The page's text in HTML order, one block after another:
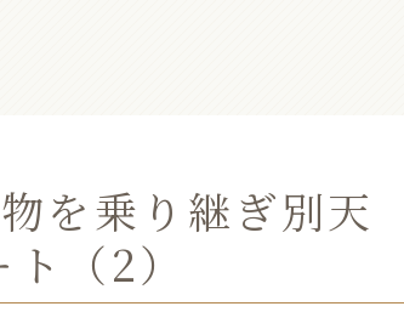
を乗り継ぎ別天
（2）